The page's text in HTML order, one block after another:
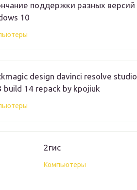
поддержки разных версий
10
design davinci resolve studio
build 14 repack by kpojiuk
2гис
Компьютеры